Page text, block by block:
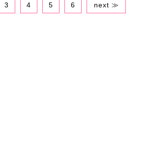
3 4 5 6 next ≫